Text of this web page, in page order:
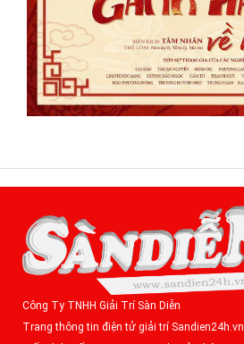
Công Ty TNHH Giải Trí Sàn Diễn
Trang thông tin điện tử giải trí Sandien24h.vn